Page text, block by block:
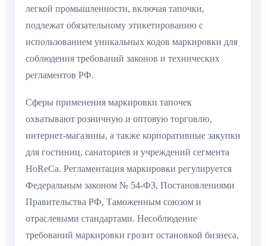
легкой промышленности, включая тапочки,
подлежат обязательному этикетированию с
использованием уникальных кодов маркировки для
соблюдения требований законов и технических
регламентов РФ.
Сферы применения маркировки тапочек
охватывают розничную и оптовую торговлю,
интернет-магазины, а также корпоративные закупки
для гостиниц, санаториев и учреждений сегмента
HoReCa. Регламентация маркировки регулируется
Федеральным законом № 54-ФЗ, Постановлениями
Правительства РФ, Таможенным союзом и
отраслевыми стандартами. Несоблюдение
требований маркировки грозит остановкой бизнеса,